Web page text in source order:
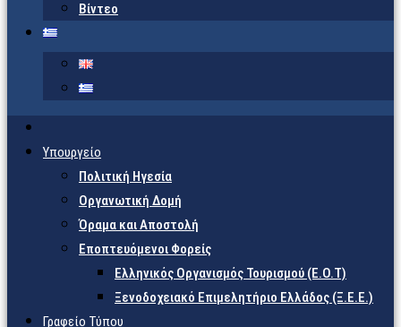
Βίντεο
Υπουργείο
Πολιτική Ηγεσία
Οργανωτική Δομή
Όραμα και Αποστολή
Εποπτευόμενοι Φορείς
Eλληνικός Οργανισμός Τουρισμού (Ε.Ο.Τ)
Ξενοδοχειακό Επιμελητήριο Ελλάδος (Ξ.Ε.Ε.)
Γραφείο Τύπου